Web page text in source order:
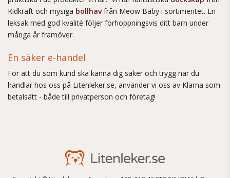
Kidkraft och mysiga bollhavfrån Meow Baby i sortimentet. En
leksak med god kvalité följer förhoppningsvis ditt barn under
många år framöver.
En säker e-handel
För att du som kund ska känna dig säker och trygg när du
handlar hos oss på Litenleker.se, använder vi oss av Klarna som
betalsätt - både till privatperson och företag!